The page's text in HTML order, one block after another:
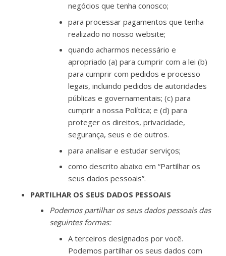
negócios que tenha conosco;
para processar pagamentos que tenha
realizado no nosso website;
quando acharmos necessário e
apropriado (a) para cumprir com a lei (b)
para cumprir com pedidos e processo
legais, incluindo pedidos de autoridades
públicas e governamentais; (c) para
cumprir a nossa Política; e (d) para
proteger os direitos, privacidade,
segurança, seus e de outros.
para analisar e estudar serviços;
como descrito abaixo em “Partilhar os
seus dados pessoais”.
PARTILHAR OS SEUS DADOS PESSOAIS
Podemos partilhar os seus dados pessoais das
seguintes formas:
A terceiros designados por você.
Podemos partilhar os seus dados com